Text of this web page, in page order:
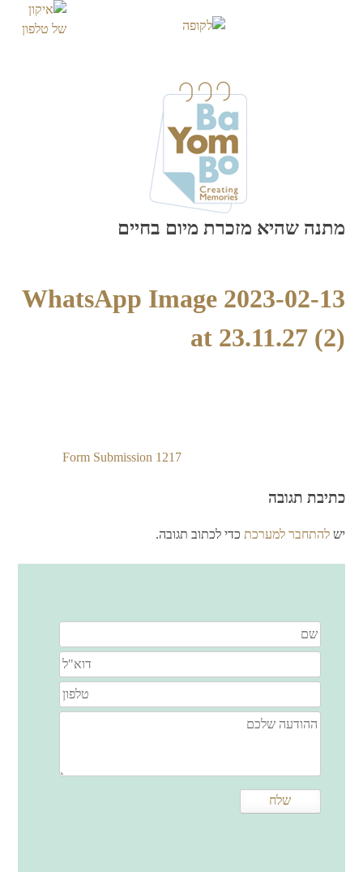
מתנה שהיא מזכרת מיום בחיים
WhatsApp Image 2023-02-13
at 23.11.27 (2)
Form Submission 1217
כתיבת תגובה
ישלהתחבר למערכת כדי לכתוב תגובה.